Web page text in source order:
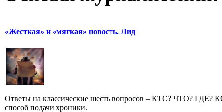
«Жесткая» и «мягкая» новость. Лид
Ответы на классические шесть вопросов – КТО? ЧТО?
способ подачи хроники.